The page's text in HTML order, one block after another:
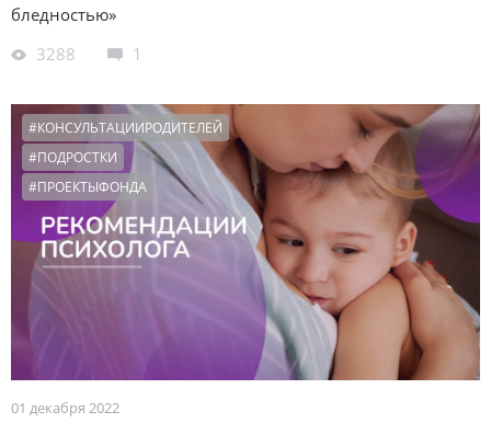
бледностью»
3288
1
#КОНСУЛЬТАЦИИРОДИТЕЛЕЙ
#ПОДРОСТКИ
#ПРОЕКТЫФОНДА
01 декабря 2022